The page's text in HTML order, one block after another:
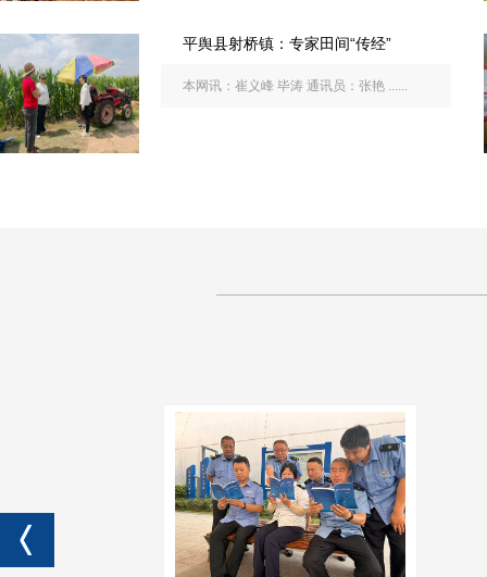
平舆县射桥镇：专家田间“传经”
本网讯：崔义峰 毕涛 通讯员：张艳 ......